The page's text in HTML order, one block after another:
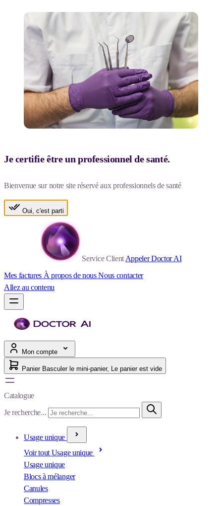
Je certifie être un professionnel de santé.
Bienvenue sur notre site réservé aux professionnels de santé
Oui, c'est parti
Service Client Appeler Doctor AI
Mes factures À propos de nousNous contacter
Allez au contenu
Mon compte
Panier Basculer le mini-panier, Le panier est vide
Catalogue
Je recherche...
Usage unique
Voir tout Usage unique
Usage unique
Blocs à mélanger
Canules
Compresses